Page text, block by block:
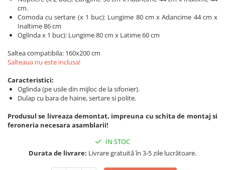
cm.
Comoda cu sertare (x 1 buc): Lungime 80 cm x Adancime 44 cm x
Inaltime 86 cm
Oglinda x 1 buc): Lungime 80 cm x Latime 60 cm
Saltea compatibila: 160x200 cm
Salteaua nu este inclusa!
Caracteristici:
Oglinda (pe usile din mijloc de la sifonier).
Dulap cu bara de haine, sertare si polite.
Produsul se livreaza demontat, impreuna cu schita de montaj si
feroneria necesara asamblarii!
IN STOC
Durata de livrare: Livrare gratuită în 3-5 zile lucrătoare.